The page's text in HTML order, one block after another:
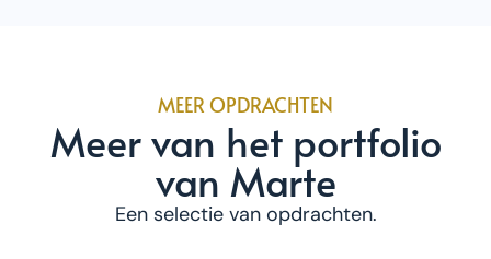
MEER OPDRACHTEN
Meer van het portfolio
van Marte
Een selectie van opdrachten.